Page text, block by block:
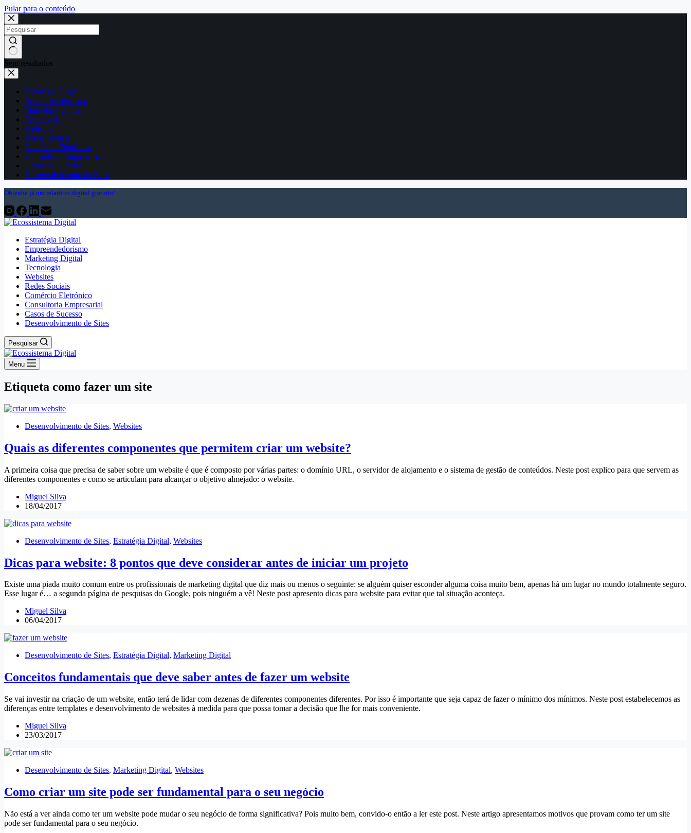
Pular para o conteúdo
Sem resultados
Estratégia Digital
Empreendedorismo
Marketing Digital
Tecnologia
Websites
Redes Sociais
Comércio Eletrónico
Consultoria Empresarial
Casos de Sucesso
Desenvolvimento de Sites
Obtenha já um relatório digital gratuito!
Estratégia Digital
Empreendedorismo
Marketing Digital
Tecnologia
Websites
Redes Sociais
Comércio Eletrónico
Consultoria Empresarial
Casos de Sucesso
Desenvolvimento de Sites
Pesquisar
Menu
Etiqueta como fazer um site
Desenvolvimento de Sites, Websites
Quais as diferentes componentes que permitem criar um website?
A primeira coisa que precisa de saber sobre um website é que é composto por várias partes: o domínio URL, o servidor de alojamento e o sistema de gestão de conteúdos. Neste post explico para que servem as
diferentes componentes e como se articulam para alcançar o objetivo almejado: o website.
Miguel Silva
18/04/2017
Desenvolvimento de Sites, Estratégia Digital, Websites
Dicas para website: 8 pontos que deve considerar antes de iniciar um projeto
Existe uma piada muito comum entre os profissionais de marketing digital que diz mais ou menos o seguinte: se alguém quiser esconder alguma coisa muito bem, apenas há um lugar no mundo totalmente seguro.
Esse lugar é… a segunda página de pesquisas do Google, pois ninguém a vê! Neste post apresento dicas para website para evitar que tal situação aconteça.
Miguel Silva
06/04/2017
Desenvolvimento de Sites, Estratégia Digital, Marketing Digital
Conceitos fundamentais que deve saber antes de fazer um website
Se vai investir na criação de um website, então terá de lidar com dezenas de diferentes componentes diferentes. Por isso é importante que seja capaz de fazer o mínimo dos mínimos. Neste post estabelecemos as
diferenças entre templates e desenvolvimento de websites à medida para que possa tomar a decisão que lhe for mais conveniente.
Miguel Silva
23/03/2017
Desenvolvimento de Sites, Marketing Digital, Websites
Como criar um site pode ser fundamental para o seu negócio
Não está a ver ainda como ter um website pode mudar o seu negócio de forma significativa? Pois muito bem, convido-o então a ler este post. Neste artigo apresentamos motivos que provam como ter um site
pode ser fundamental para o seu negócio.